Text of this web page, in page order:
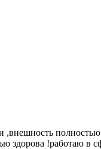
здорова !работаю